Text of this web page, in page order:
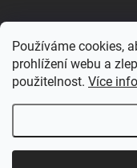
Používáme cookies,
prohlížení webu a
použitelnost. Více
Copyright 2026